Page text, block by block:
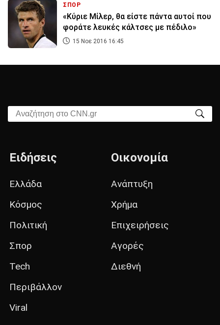
ΣΠΟΡ
«Κύριε Μίλερ, θα είστε πάντα αυτοί που
φοράτε λευκές κάλτσες με πέδιλο»
15 Νοε 2016 16:45
Αναζήτηση στο CNN.gr
Ειδήσεις
Ελλάδα
Κόσμος
Πολιτική
Σπορ
Tech
Περιβάλλον
Viral
Οικονομία
Ανάπτυξη
Χρήμα
Επιχειρήσεις
Αγορές
Διεθνή